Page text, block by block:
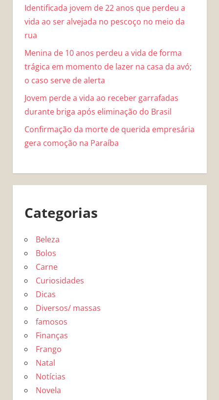
Identificada jovem de 22 anos que perdeu a
vida ao ser alvejada no pescoço no meio da
rua
Menina de 10 anos perdeu a vida de forma
trágica em momento de lazer na casa da avó;
o caso serve de alerta
Jovem perde a vida ao receber garrafadas
durante briga após eliminação do Brasil
Confirmação da morte de querida empresária
gera comoção na Paraíba
Categorias
Beleza
Bolos
Carne
Curiosidades
Dicas
Diversos/ massas
famosos
Finanças
Frango
Natal
Notícias
Novela